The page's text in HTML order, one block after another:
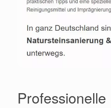
Professionelle